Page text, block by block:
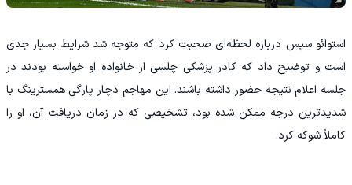
استوائو سپس درباره لحظه‌ای صحبت کرد که متوجه شد شرایط بسیار جدی
است و توضیح داد که کادر پزشکی چلسی از خانواده او خواسته بودند در
جلسه اعلام نتیجه حضور داشته باشند. این مهاجم دچار پارگی همسترینگ با
شدیدترین درجه ممکن شده بود، تشخیصی که در زمان دریافت آن، او را
کاملاً شوکه کرد.